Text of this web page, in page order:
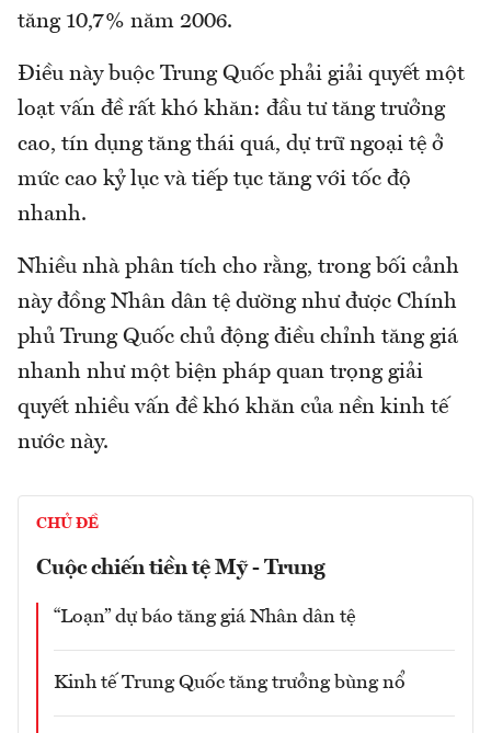
tăng 10,7% năm 2006.
Điều này buộc Trung Quốc phải giải quyết một
loạt vấn đề rất khó khăn: đầu tư tăng trưởng
cao, tín dụng tăng thái quá, dự trữ ngoại tệ ở
mức cao kỷ lục và tiếp tục tăng với tốc độ
nhanh.
Nhiều nhà phân tích cho rằng, trong bối cảnh
này đồng Nhân dân tệ dường như được Chính
phủ Trung Quốc chủ động điều chỉnh tăng giá
nhanh như một biện pháp quan trọng giải
quyết nhiều vấn đề khó khăn của nền kinh tế
nước này.
CHỦ ĐỀ
Cuộc chiến tiền tệ Mỹ - Trung
“Loạn” dự báo tăng giá Nhân dân tệ
Kinh tế Trung Quốc tăng trưởng bùng nổ